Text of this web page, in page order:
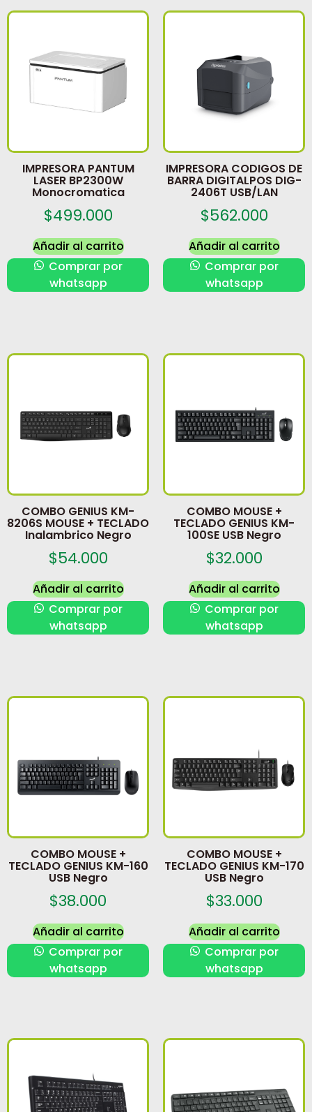
IMPRESORA PANTUM
LASER BP2300W
Monocromatica
$499.000
Añadir al carrito
Comprar por
whatsapp
IMPRESORA CODIGOS DE
BARRA DIGITALPOS DIG-
2406T USB/LAN
$562.000
Añadir al carrito
Comprar por
whatsapp
COMBO GENIUS KM-
8206S MOUSE + TECLADO
Inalambrico Negro
$54.000
Añadir al carrito
Comprar por
whatsapp
COMBO MOUSE +
TECLADO GENIUS KM-
100SE USB Negro
$32.000
Añadir al carrito
Comprar por
whatsapp
COMBO MOUSE +
TECLADO GENIUS KM-160
USB Negro
$38.000
Añadir al carrito
Comprar por
whatsapp
COMBO MOUSE +
TECLADO GENIUS KM-170
USB Negro
$33.000
Añadir al carrito
Comprar por
whatsapp